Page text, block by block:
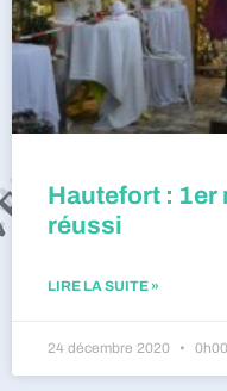
Hautefort : 1er
réussi
LIRE LA SUITE »
24 décembre 2020 0h00